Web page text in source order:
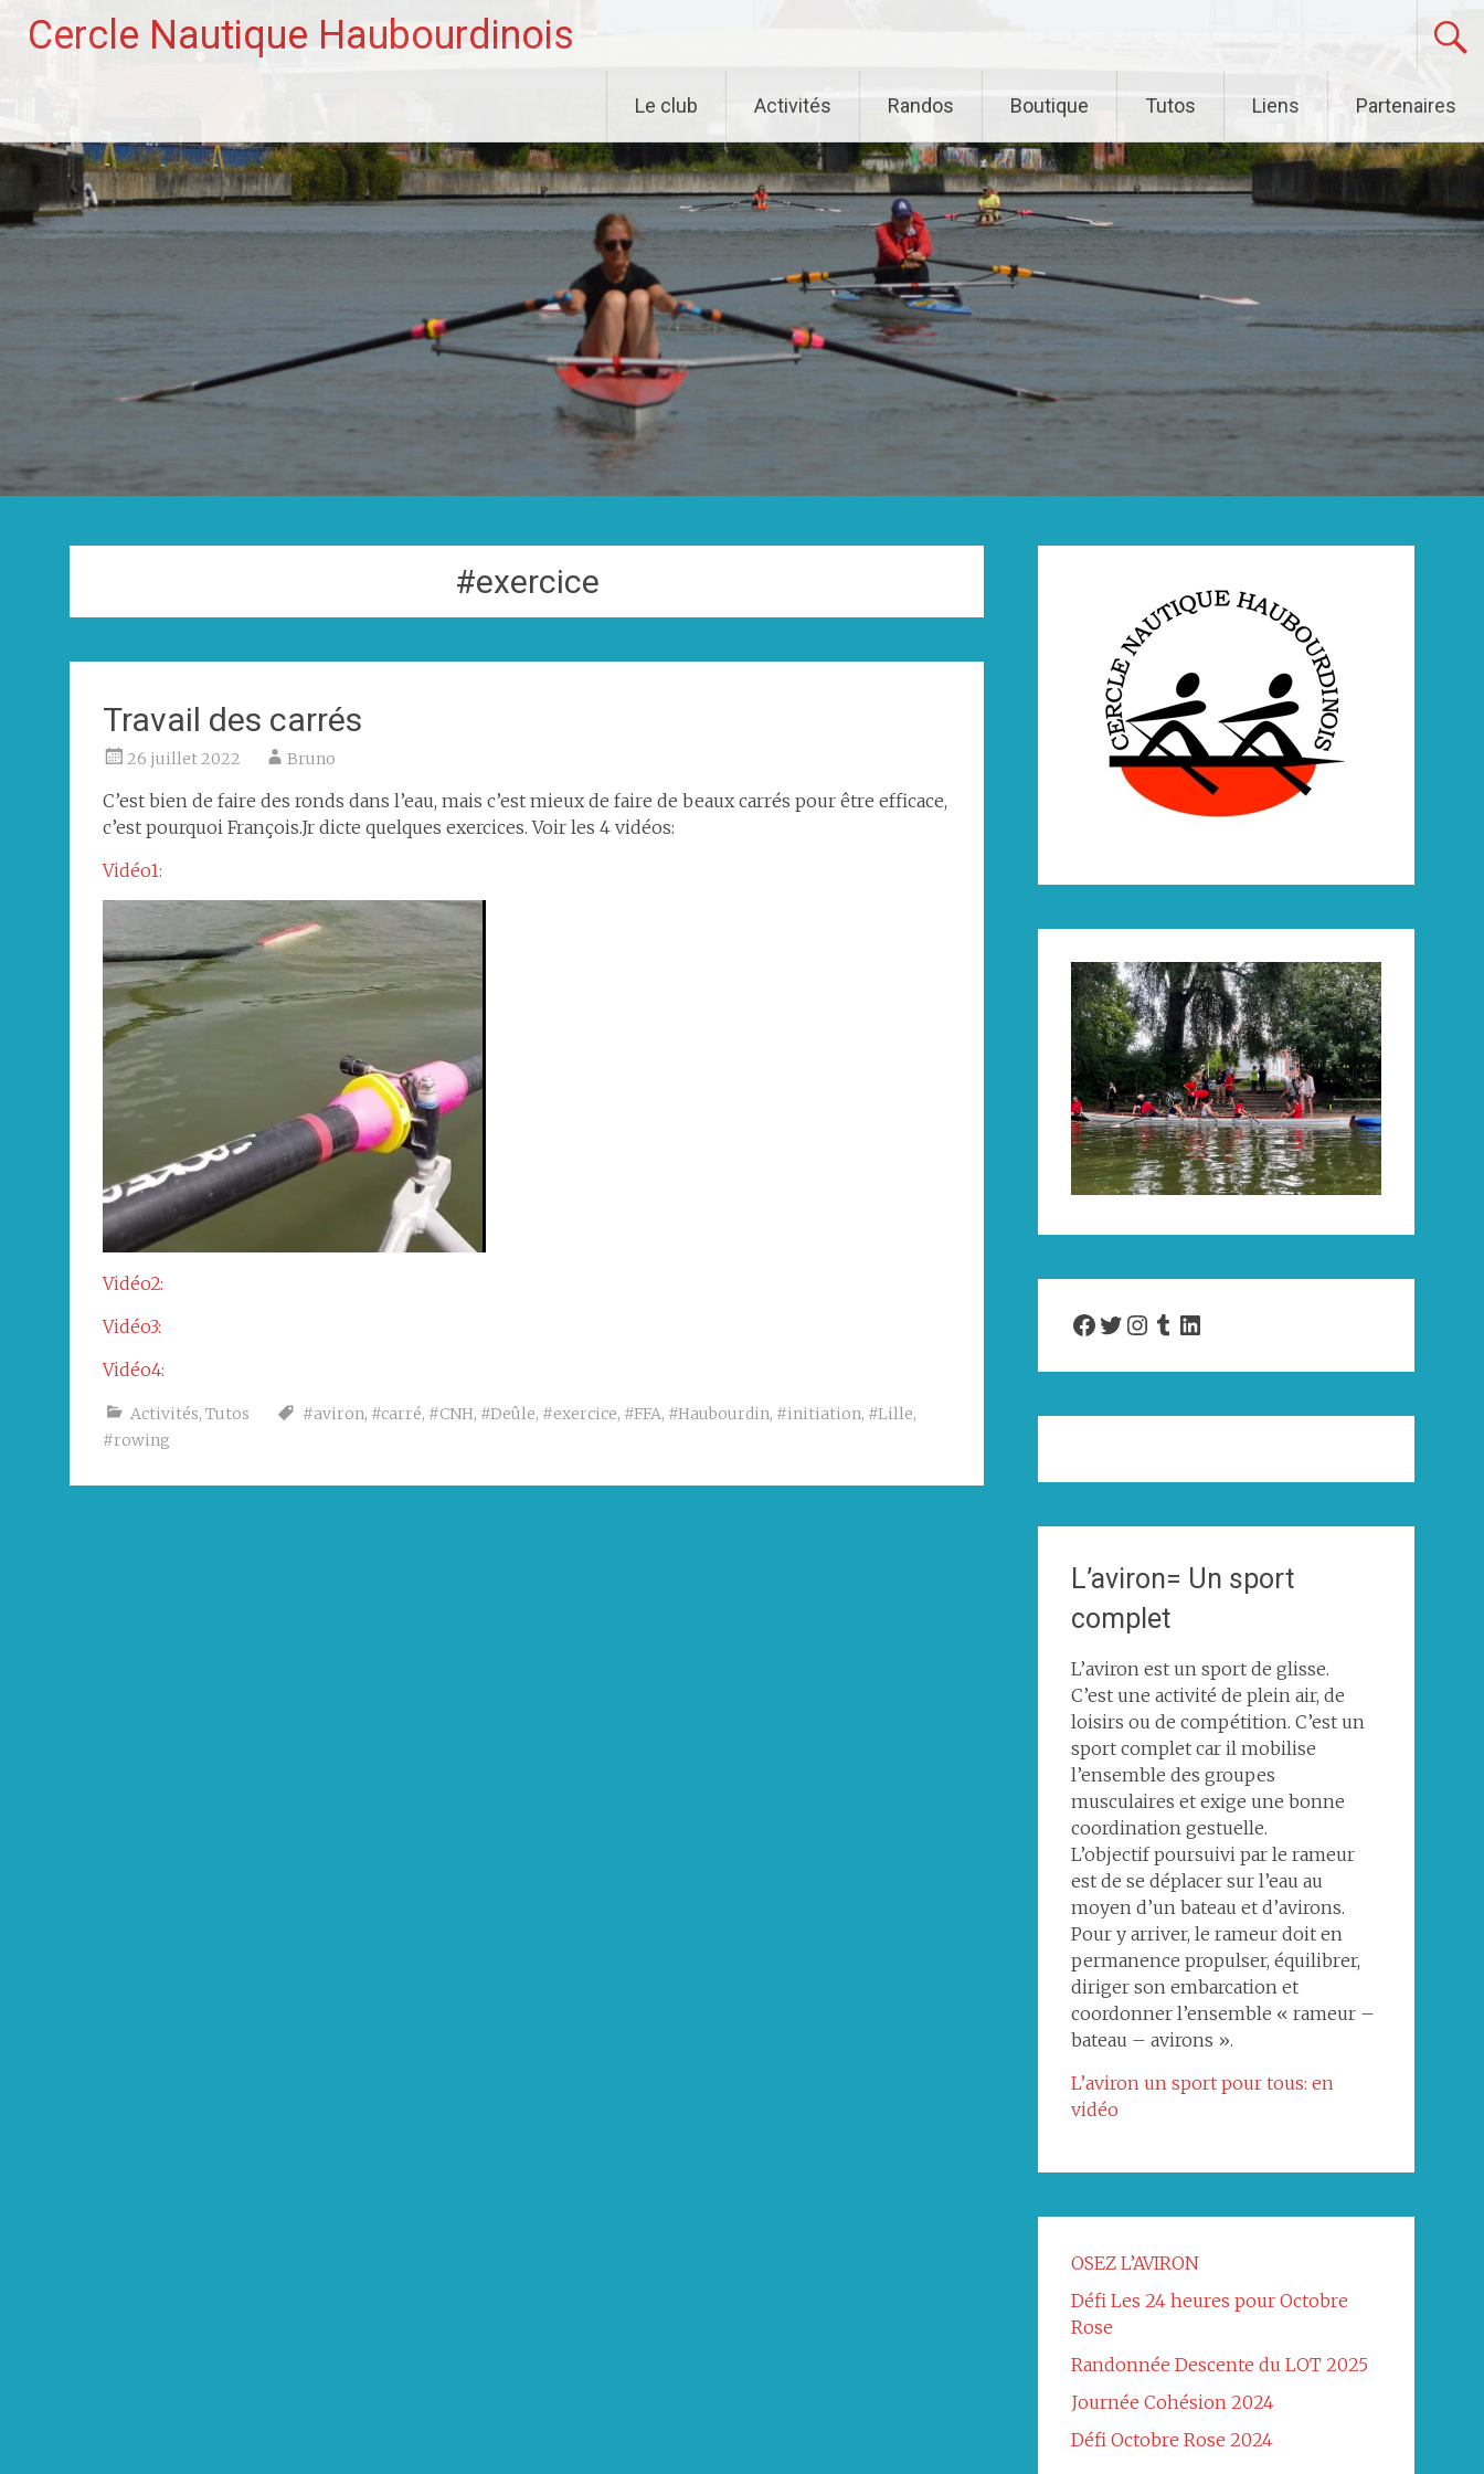
Cercle Nautique Haubourdinois
Le club Activités Randos Boutique Tutos Liens Partenaires
#exercice
Travail des carrés
26 juillet 2022 Bruno
C’est bien de faire des ronds dans l’eau, mais c’est mieux de faire de beaux carrés pour être efficace,
c’est pourquoi François.Jr dicte quelques exercices. Voir les 4 vidéos:
Vidéo1:
Vidéo2:
Vidéo3:
Vidéo4:
Activités, Tutos #aviron, #carré, #CNH, #Deûle, #exercice, #FFA, #Haubourdin, #initiation, #Lille,
#rowing
Facebook
Twitter
Instagram
Tumblr
LinkedIn
L’aviron= Un sport
complet
L’aviron est un sport de glisse.
C’est une activité de plein air, de
loisirs ou de compétition. C’est un
sport complet car il mobilise
l’ensemble des groupes
musculaires et exige une bonne
coordination gestuelle.
L’objectif poursuivi par le rameur
est de se déplacer sur l’eau au
moyen d’un bateau et d’avirons.
Pour y arriver, le rameur doit en
permanence propulser, équilibrer,
diriger son embarcation et
coordonner l’ensemble « rameur –
bateau – avirons ».
L’aviron un sport pour tous: en
vidéo
OSEZ L’AVIRON
Défi Les 24 heures pour Octobre
Rose
Randonnée Descente du LOT 2025
Journée Cohésion 2024
Défi Octobre Rose 2024